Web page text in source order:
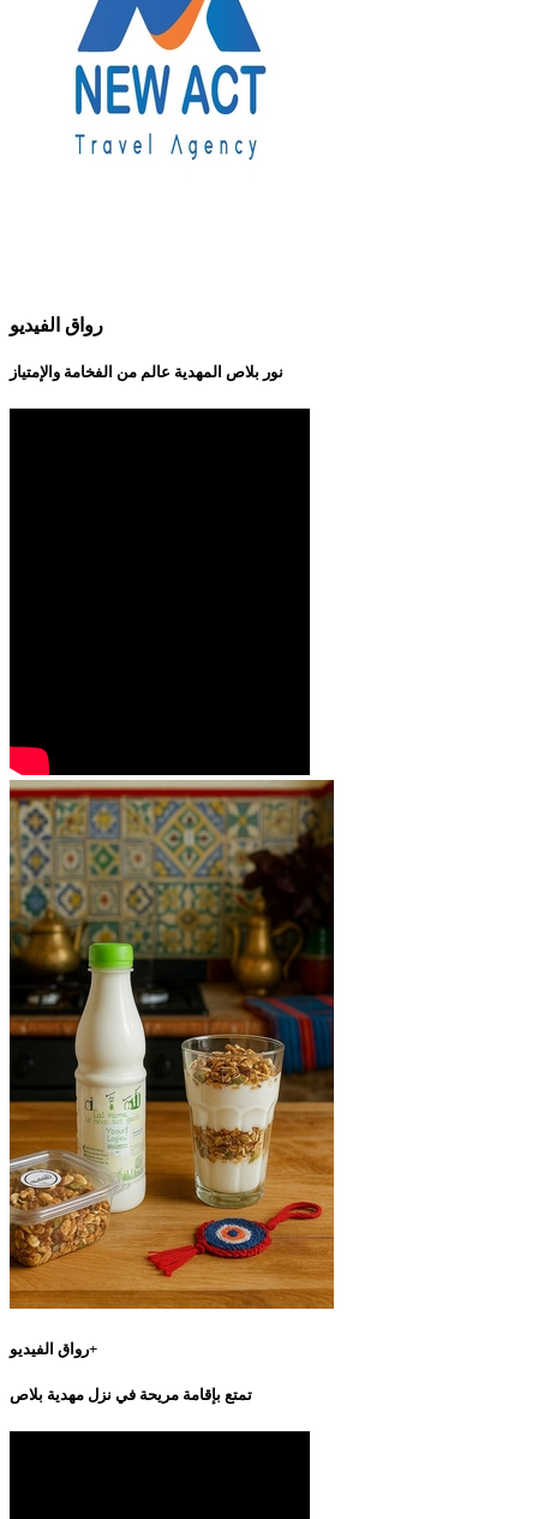
رواق الفيديو
نور بلاص المهدية عالم من الفخامة والإمتياز
رواق الفيديو+
تمتع بإقامة مريحة في نزل مهدية بلاص